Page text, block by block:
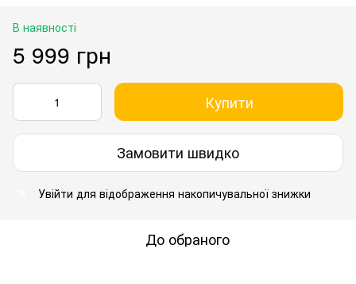
В наявності
5 999 грн
Купити
Замовити швидко
Увійти для відображення накопичувальної знижки
До обраного